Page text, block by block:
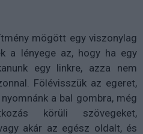
mögött egy viszonylag
a lényege az, hogy ha egy
egy linkre, azza nem
Fölévisszük az egeret,
a bal gombra, még
körüli szövegeket,
akár az egész oldalt, és